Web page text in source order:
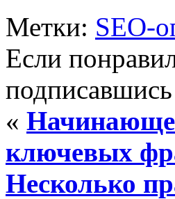
Метки: SEO-
Если
«
ключевых
Несколько